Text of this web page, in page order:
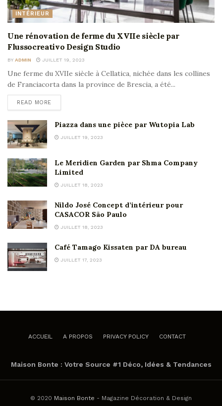
INTÉRIEUR
Une rénovation de ferme du XVIIe siècle par
Flussocreativo Design Studio
BY ADMIN JUILLET 19, 2023
Une ferme du XVIIe siècle à Cellatica, nichée dans les collines
de Franciacorta dans la province de Brescia, a été...
READ MORE
Piazza dans une pièce par Wutopia Lab
JUILLET 19, 2023
Le Meridien Garden par Shma Company
Limited
JUILLET 18, 2023
Nildo José Concept d’intérieur pour
CASACOR São Paulo
JUILLET 18, 2023
Café Tamago Kissaten par DA bureau
JUILLET 17, 2023
ACCUEIL A PROPOS PRIVACY POLICY CONTACT
Maison Bonte : Votre Source #1 Déco, Idées & Tendances
© 2020 Maison Bonte - Magazine Décoration & Design